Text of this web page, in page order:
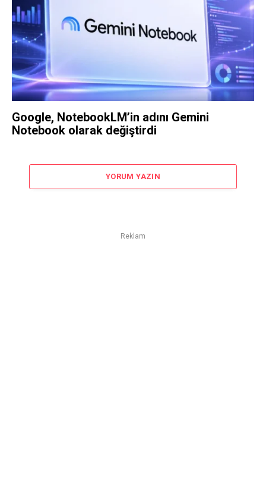
Google, NotebookLM’in adını Gemini
Notebook olarak değiştirdi
YORUM YAZIN
Reklam